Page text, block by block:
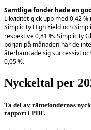
Samtliga fonder hade en
Likviditet gick upp med 0,42
Simplicity High Yield och
respektive 0,81 %. Simplicity
början på månaden när de
återhämtade sig successivt
0,05 %.
Nyckeltal per
Ta del av räntefondernas
rapport i PDF.